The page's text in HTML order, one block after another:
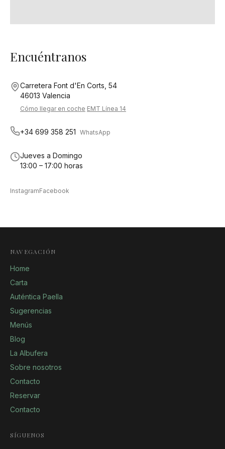
Encuéntranos
Carretera Font d'En Corts, 54
46013 Valencia
Cómo llegar en coche EMT Línea 14
+34 699 358 251 WhatsApp
Jueves a Domingo
13:00 – 17:00 horas
InstagramFacebook
NAVEGACIÓN
Home
Carta
Auténtica Paella
Sugerencias
Menús
Blog
La Albufera
Sobre nosotros
Contacto
Reservar
Contacto
SÍGUENOS